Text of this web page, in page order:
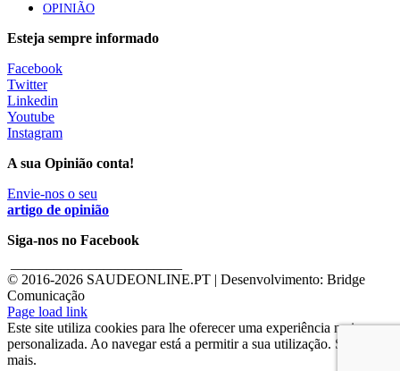
OPINIÃO
Esteja sempre informado
Facebook
Twitter
Linkedin
Youtube
Instagram
A sua Opinião conta!
Envie-nos o seu
artigo de opinião
Siga-nos no Facebook
© 2016-2026 SAUDEONLINE.PT | Desenvolvimento: Bridge
Comunicação
Page load link
Este site utiliza cookies para lhe oferecer uma experiência mais
personalizada. Ao navegar está a permitir a sua utilização. Saber
mais.